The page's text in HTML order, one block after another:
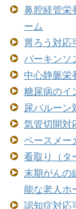
鼻腔経管栄
ーム
胃ろう対応
パーキンソ
中心静脈栄
糖尿病のイ
尿バルーン
気管切開対
ペースメー
看取り（タ
末期がんの
能な老人ホ
認知症対応